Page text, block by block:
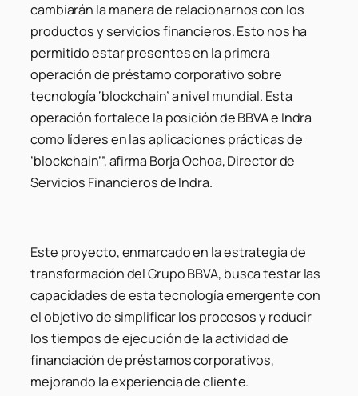
cambiarán la manera de relacionarnos con los
productos y servicios financieros. Esto nos ha
permitido estar presentes en la primera
operación de préstamo corporativo sobre
tecnología ‘blockchain’ a nivel mundial. Esta
operación fortalece la posición de BBVA e Indra
como líderes en las aplicaciones prácticas de
‘blockchain’”, afirma Borja Ochoa, Director de
Servicios Financieros de Indra.
Este proyecto, enmarcado en la estrategia de
transformación del Grupo BBVA, busca testar las
capacidades de esta tecnología emergente con
el objetivo de simplificar los procesos y reducir
los tiempos de ejecución de la actividad de
financiación de préstamos corporativos,
mejorando la experiencia de cliente.